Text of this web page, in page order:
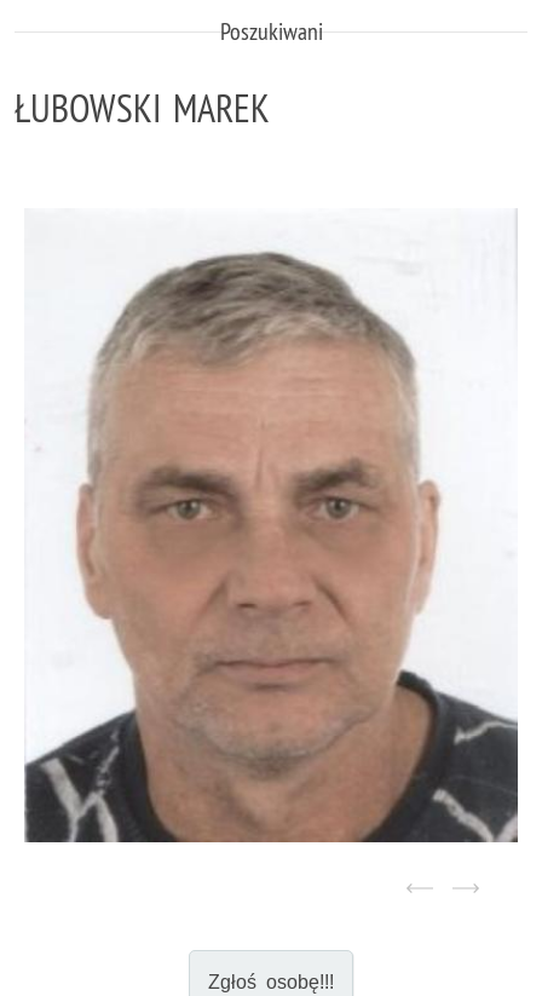
Poszukiwani
ŁUBOWSKI MAREK
Zgłoś osobę!!!